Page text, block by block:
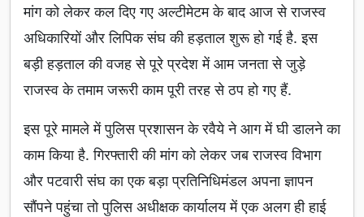
मांग को लेकर कल दिए गए अल्टीमेटम के बाद आज से राजस्व
अधिकारियों और लिपिक संघ की हड़ताल शुरू हो गई है. इस
बड़ी हड़ताल की वजह से पूरे प्रदेश में आम जनता से जुड़े
राजस्व के तमाम जरूरी काम पूरी तरह से ठप हो गए हैं.
इस पूरे मामले में पुलिस प्रशासन के रवैये ने आग में घी डालने का
काम किया है. गिरफ्तारी की मांग को लेकर जब राजस्व विभाग
और पटवारी संघ का एक बड़ा प्रतिनिधिमंडल अपना ज्ञापन
सौंपने पहुंचा तो पुलिस अधीक्षक कार्यालय में एक अलग ही हाई